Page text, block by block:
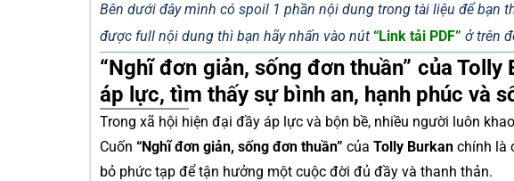
Bên dưới đây mình có spoil 1 phần nội dung trong tài liệu để bạn
được full nội dung thì bạn hãy nhấn vào nút “Link tải PDF” ở trên
“Nghĩ đơn giản, sống đơn thuần” của
áp lực, tìm thấy sự bình an, hạnh phúc và
Trong xã hội hiện đại đầy áp lực và bộn bề, nhiều người luôn
Cuốn “Nghĩ đơn giản, sống đơn thuần” của Tolly Burkan chính là
bỏ phức tạp để tận hưởng một cuộc đời đủ đầy và thanh thản.